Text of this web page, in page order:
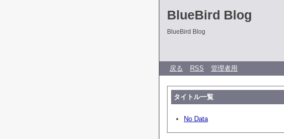
BlueBird Blog
BlueBird Blog
戻る RSS 管理者用
タイトル一覧
No Data